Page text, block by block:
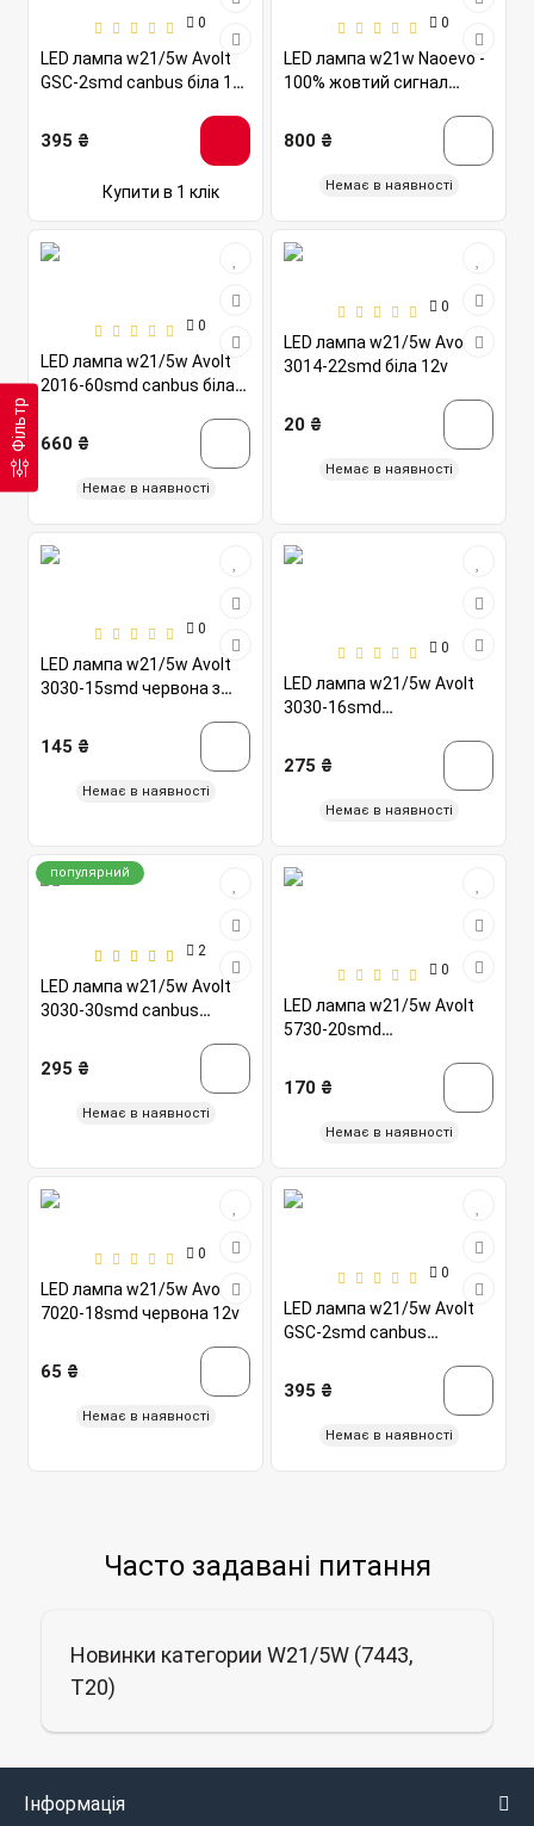
Фільтр
0
LED лампа w21/5w Avolt
GSC-2smd canbus біла 12-
395 ₴
Купити в 1 клік
0
LED лампа w21w Naoevo -
100% жовтий сигнал
800 ₴
Немає в наявності
0
LED лампа w21/5w Avolt
2016-60smd canbus біла
660 ₴
Немає в наявності
0
LED лампа w21/5w Avolt
3014-22smd біла 12v
20 ₴
Немає в наявності
0
LED лампа w21/5w Avolt
3030-15smd червона з
145 ₴
Немає в наявності
0
LED лампа w21/5w Avolt
3030-16smd
12v
275 ₴
Немає в наявності
2
LED лампа w21/5w Avolt
3030-30smd canbus
популярний
295 ₴
Немає в наявності
0
LED лампа w21/5w Avolt
5730-20smd
12v
170 ₴
Немає в наявності
0
LED лампа w21/5w Avolt
7020-18smd червона 12v
65 ₴
Немає в наявності
0
LED лампа w21/5w Avolt
GSC-2smd canbus
395 ₴
Немає в наявності
Часто задавані питання
Новинки категории W21/5W (7443,
T20)
Інформація